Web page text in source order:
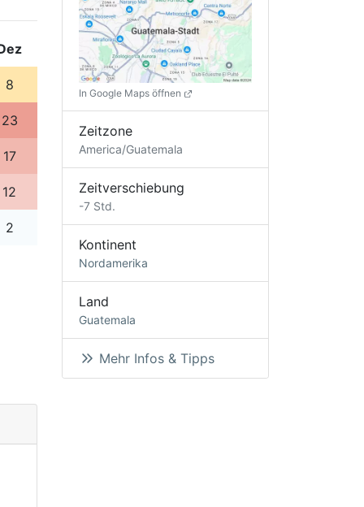
8
23
17
12
2
In Google Maps öffnen
Zeitzone
America/Guatemala
Zeitverschiebung
-7 Std.
Kontinent
Nordamerika
Land
Guatemala
Mehr Infos & Tipps